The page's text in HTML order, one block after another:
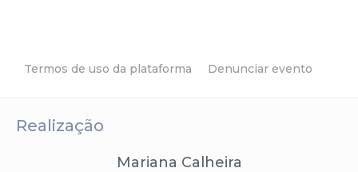
Termos de uso da plataforma Denunciar evento
Realização
Mariana Calheira